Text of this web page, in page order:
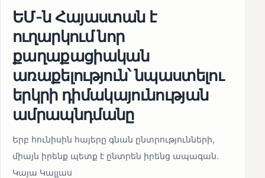
ԵՄ-ն Հայաստան է
ուղարկում նոր
քաղաքացիական
առաքելություն՝ նպաստելու
երկրի դիմակայունության
ամրապնդմանը
Երբ հունիսին հայերը գնան ընտրությունների,
միայն իրենք պետք է ընտրեն իրենց ապագան.
Կայա Կալլաս